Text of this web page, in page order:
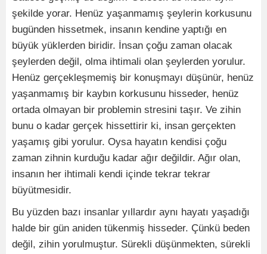
şekilde yorar. Henüz yaşanmamış şeylerin korkusunu
bugünden hissetmek, insanın kendine yaptığı en
büyük yüklerden biridir. İnsan çoğu zaman olacak
şeylerden değil, olma ihtimali olan şeylerden yorulur.
Henüz gerçekleşmemiş bir konuşmayı düşünür, henüz
yaşanmamış bir kaybın korkusunu hisseder, henüz
ortada olmayan bir problemin stresini taşır. Ve zihin
bunu o kadar gerçek hissettirir ki, insan gerçekten
yaşamış gibi yorulur. Oysa hayatın kendisi çoğu
zaman zihnin kurduğu kadar ağır değildir. Ağır olan,
insanın her ihtimali kendi içinde tekrar tekrar
büyütmesidir.
Bu yüzden bazı insanlar yıllardır aynı hayatı yaşadığı
halde bir gün aniden tükenmiş hisseder. Çünkü beden
değil, zihin yorulmuştur. Sürekli düşünmekten, sürekli